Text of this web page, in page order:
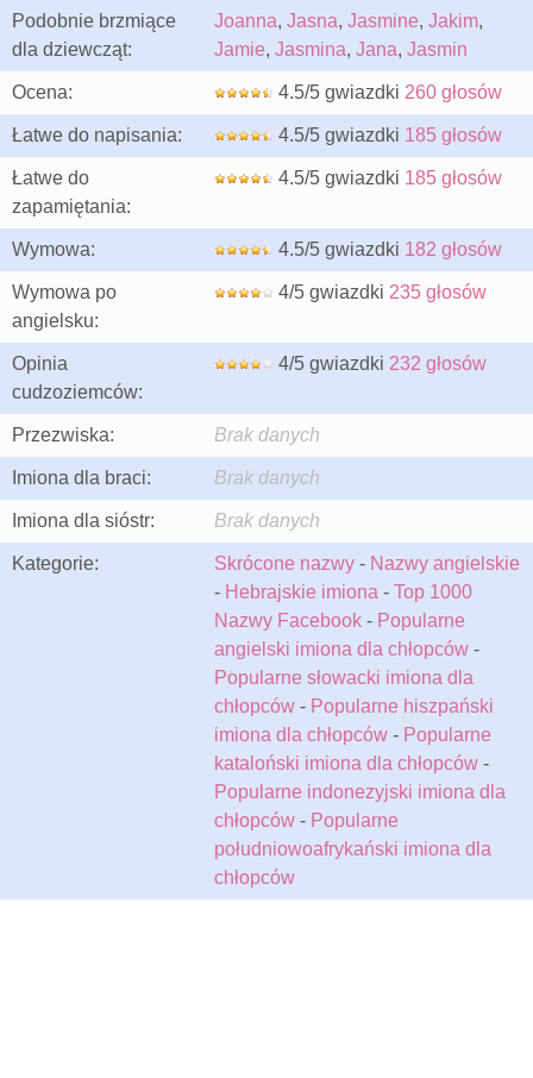
Podobnie brzmiące
dla dziewcząt:
Joanna, Jasna, Jasmine, Jakim,
Jamie, Jasmina, Jana, Jasmin
Ocena: 4.5/5 gwiazdki 260 głosów
Łatwe do napisania: 4.5/5 gwiazdki 185 głosów
Łatwe do
zapamiętania:
4.5/5 gwiazdki 185 głosów
Wymowa: 4.5/5 gwiazdki 182 głosów
Wymowa po
angielsku:
4/5 gwiazdki 235 głosów
Opinia
cudzoziemców:
4/5 gwiazdki 232 głosów
Przezwiska: Brak danych
Imiona dla braci: Brak danych
Imiona dla sióstr: Brak danych
Kategorie: Skrócone nazwy - Nazwy angielskie
- Hebrajskie imiona - Top 1000
Nazwy Facebook - Popularne
angielski imiona dla chłopców -
Popularne słowacki imiona dla
chłopców - Popularne hiszpański
imiona dla chłopców - Popularne
kataloński imiona dla chłopców -
Popularne indonezyjski imiona dla
chłopców - Popularne
południowoafrykański imiona dla
chłopców